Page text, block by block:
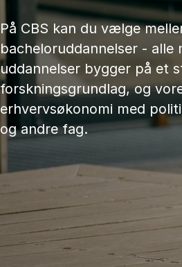
På CBS kan du vælge
bacheloruddannelser - alle
uddannelser bygger på et
forskningsgrundlag, og
erhvervsøkonomi med
og andre fag.